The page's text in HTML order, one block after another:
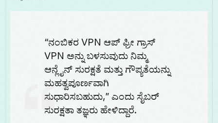
“ನಂಬಿಕರ VPN ಆಪ್ ಫ್ರೀ ಗ್ರಾಸ್
VPN ಅನ್ನು ಬಳಸುವುದು ನಿಮ್ಮ
ಆನ್ಲೈನ್ ಸುರಕ್ಷತೆ ಮತ್ತು ಗೌಪ್ಯತೆಯನ್ನು
ಮಹತ್ವಪೂರ್ಣವಾಗಿ
ಸುಧಾರಿಸಬಹುದು,” ಎಂದು ಸೈಬರ್
ಸುರಕ್ಷತಾ ತಜ್ಞರು ಹೇಳಿದ್ದಾರೆ.